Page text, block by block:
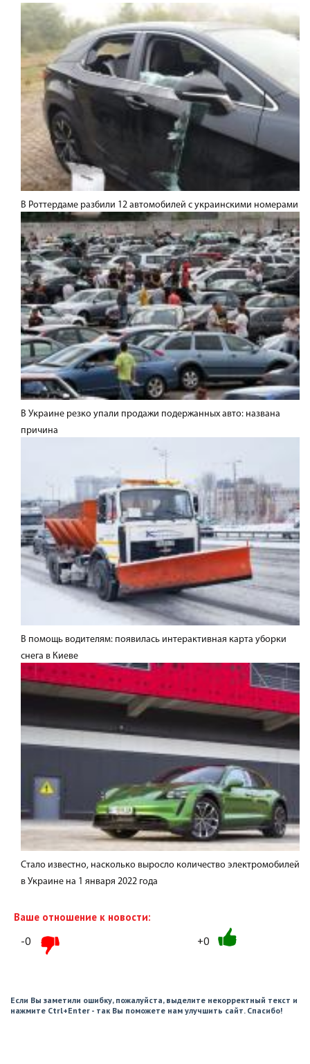
В Роттердаме разбили 12 автомобилей с украинскими номерами
В Украине резко упали продажи подержанных авто: названа
причина
В помощь водителям: появилась интерактивная карта уборки
снега в Киеве
Стало известно, насколько выросло количество электромобилей
в Украине на 1 января 2022 года
Ваше отношение к новости:
-0 +0
Если Вы заметили ошибку, пожалуйста, выделите некорректный текст и
нажмите Ctrl+Enter - так Вы поможете нам улучшить сайт. Спасибо!